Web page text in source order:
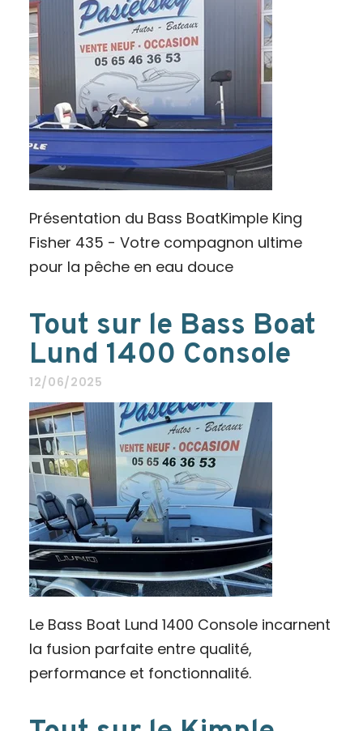
Présentation du Bass BoatKimple King
Fisher 435 - Votre compagnon ultime
pour la pêche en eau douce
Tout sur le Bass Boat
Lund 1400 Console
12/06/2025
Le Bass Boat Lund 1400 Console incarnent
la fusion parfaite entre qualité,
performance et fonctionnalité.